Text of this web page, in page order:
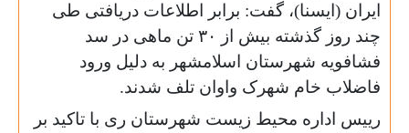
ایران (ایسنا)، گفت: برابر اطلاعات دریافتی طی
چند روز گذشته بیش از ۳۰ تن ماهی در سد
فشافویه شهرستان اسلامشهر به دلیل ورود
فاضلاب خام شهرک واوان تلف شدند.
رییس اداره محیط زیست شهرستان ری با تاکید بر